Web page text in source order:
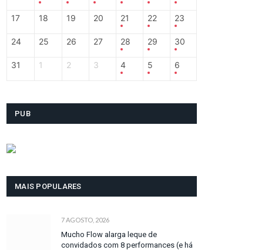
17 18 19 20 21 22 23
24 25 26 27 28 29 30
31 1 2 3 4 5 6
PUB
MAIS POPULARES
7 AGOSTO, 2026
Mucho Flow alarga leque de
convidados com 8 performances (e há